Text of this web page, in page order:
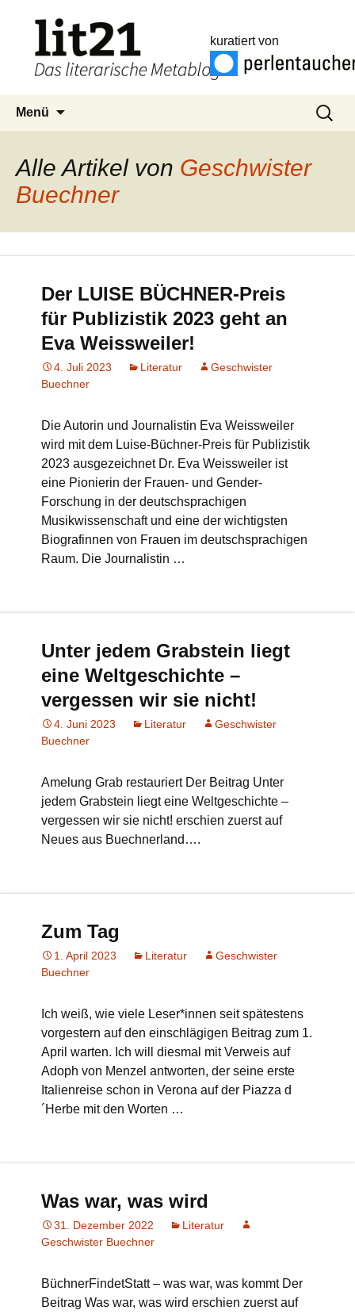
kuratiert von
Menü
Suchen
nach:
Alle Artikel von Geschwister
Buechner
Der LUISE BÜCHNER-Preis
für Publizistik 2023 geht an
Eva Weissweiler!
4. Juli 2023 Literatur
Geschwister
Buechner
Die Autorin und Journalistin Eva Weissweiler
wird mit dem Luise-Büchner-Preis für Publizistik
2023 ausgezeichnet Dr. Eva Weissweiler ist
eine Pionierin der Frauen- und Gender-
Forschung in der deutschsprachigen
Musikwissenschaft und eine der wichtigsten
Biografinnen von Frauen im deutschsprachigen
Raum. Die Journalistin …
Unter jedem Grabstein liegt
eine Weltgeschichte –
vergessen wir sie nicht!
4. Juni 2023 Literatur
Geschwister
Buechner
Amelung Grab restauriert Der Beitrag Unter
jedem Grabstein liegt eine Weltgeschichte –
vergessen wir sie nicht! erschien zuerst auf
Neues aus Buechnerland….
Zum Tag
1. April 2023 Literatur
Geschwister
Buechner
Ich weiß, wie viele Leser*innen seit spätestens
vorgestern auf den einschlägigen Beitrag zum 1.
April warten. Ich will diesmal mit Verweis auf
Adoph von Menzel antworten, der seine erste
Italienreise schon in Verona auf der Piazza d
´Herbe mit den Worten …
Was war, was wird
31. Dezember 2022
Literatur
Geschwister Buechner
BüchnerFindetStatt – was war, was kommt Der
Beitrag Was war, was wird erschien zuerst auf